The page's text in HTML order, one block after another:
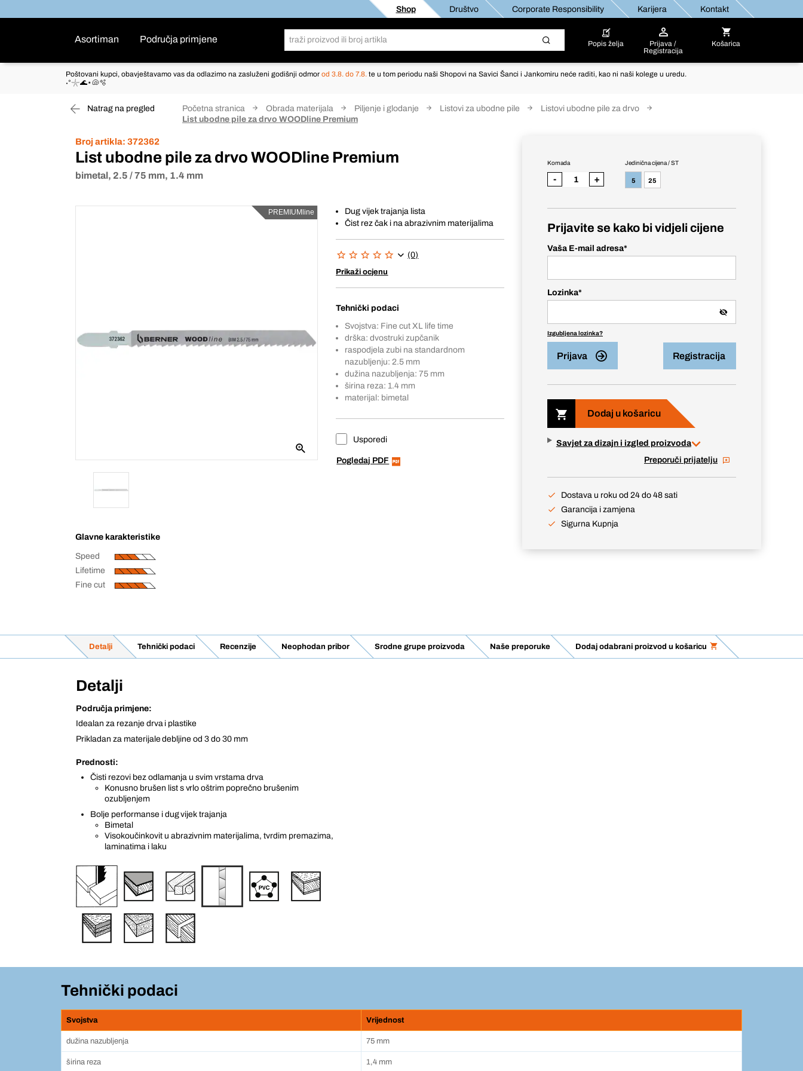
Shop Društvo Corporate Responsibility Karijera Kontakt
Asortiman Područja primjene Popis želja
Prijava /
Registracija
Košarica
Poštovani kupci, obavještavamo vas da odlazimo na zasluženi godišnji odmor od 3.8. do 7.8. te u tom periodu naši Shopovi na Savici Šanci i Jankomiru neće raditi, kao ni naši kolege u uredu.
˖°𓇼🌊⋆🐚🫧
Natrag na pregled Početna stranica Obrada materijala Piljenje i glodanje Listovi za ubodne pile
Listovi ubodne pile za drvo
List ubodne pile za drvo WOODline Premium
Broj artikla: 372362
List ubodne pile za drvo WOODline Premium
bimetal, 2.5 / 75 mm, 1.4 mm
PREMIUMline
Glavne karakteristike
Speed
Lifetime
Fine cut
Dug vijek trajanja lista
Čist rez čak i na abrazivnim materijalima
(0)
Prikaži ocjenu
Tehnički podaci
Svojstva: Fine cut XL life time
drška: dvostruki zupčanik
raspodjela zubi na standardnom
nazubljenju: 2.5 mm
dužina nazubljenja: 75 mm
širina reza: 1.4 mm
materijal: bimetal
Usporedi
Pogledaj PDF
Jedinična cijena / ST
5 25
Komada
- +
Prijavite se kako bi vidjeli cijene
Vaša E-mail adresa*
Lozinka*
Izgubljena lozinka?
Prijava Registracija
Dodaj u košaricu
Savjet za dizajn i izgled proizvoda
Preporuči prijatelju
Dostava u roku od 24 do 48 sati
Garancija i zamjena
Sigurna Kupnja
Detalji Tehnički podaci Recenzije Neophodan pribor Srodne grupe proizvoda Naše preporuke Dodaj odabrani proizvod u košaricu
Detalji
Područja primjene:
Idealan za rezanje drva i plastike
Prikladan za materijale debljine od 3 do 30 mm
Prednosti:
Čisti rezovi bez odlamanja u svim vrstama drva
Konusno brušen list s vrlo oštrim poprečno brušenim
ozubljenjem
Bolje performanse i dug vijek trajanja
Bimetal
Visokoučinkovit u abrazivnim materijalima, tvrdim premazima,
laminatima i laku
Tehnički podaci
Svojstva Vrijednost
dužina nazubljenja 75 mm
širina reza 1,4 mm